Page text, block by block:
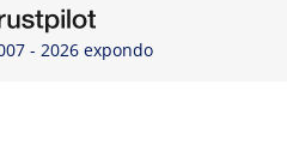
- 2026 expondo